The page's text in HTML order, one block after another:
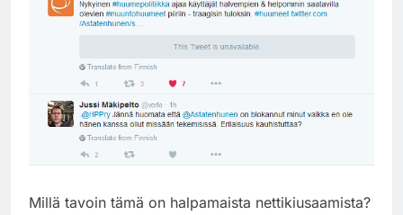
Millä tavoin tämä on halpamaista nettikiusaamista?